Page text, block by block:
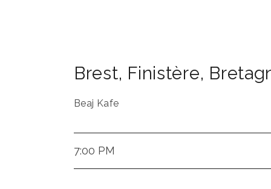
Brest, Finistère,
Beaj Kafe
7:00 PM